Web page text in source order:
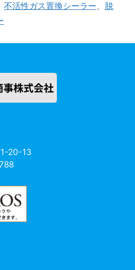
不活性ガス置換シーラー、 脱
20-13